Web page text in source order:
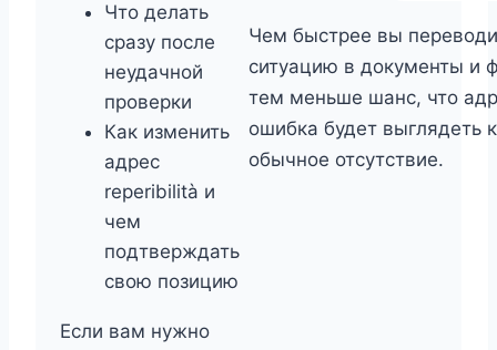
Что делать
сразу после
неудачной
проверки
Как изменить
адрес
reperibilità и
чем
подтверждать
свою позицию
Если вам нужно
Чем быстрее вы
ситуацию в документы и
тем меньше шанс, что
ошибка будет выглядеть
обычное отсутствие.